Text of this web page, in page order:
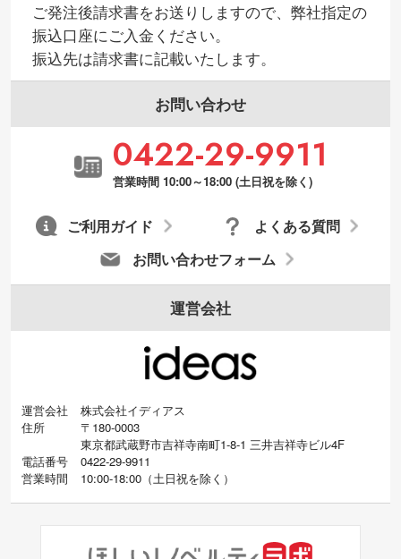
ご発注後請求書をお送りしますので、弊社指定の
振込口座にご入金ください。
振込先は請求書に記載いたします。
お問い合わせ
0422-29-9911
営業時間 10:00～18:00 (土日祝を除く)
お問い合わせフォーム
よくある質問
ご利用ガイド
運営会社
運営会社
株式会社イディアス
住所
〒180-0003
東京都武蔵野市吉祥寺南町1-8-1 三井吉祥寺ビル4F
電話番号
0422-29-9911
営業時間
10:00-18:00（土日祝を除く）